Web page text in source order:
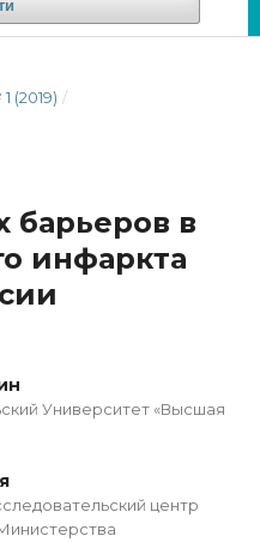
(2019) /
барьеров в
инфаркта
Университет «Высшая
центр